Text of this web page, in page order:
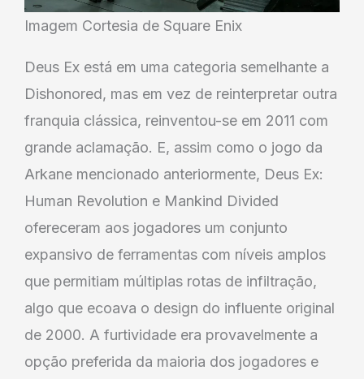
Imagem Cortesia de Square Enix
Deus Ex está em uma categoria semelhante a
Dishonored, mas em vez de reinterpretar outra
franquia clássica, reinventou-se em 2011 com
grande aclamação. E, assim como o jogo da
Arkane mencionado anteriormente, Deus Ex:
Human Revolution e Mankind Divided
ofereceram aos jogadores um conjunto
expansivo de ferramentas com níveis amplos
que permitiam múltiplas rotas de infiltração,
algo que ecoava o design do influente original
de 2000. A furtividade era provavelmente a
opção preferida da maioria dos jogadores e